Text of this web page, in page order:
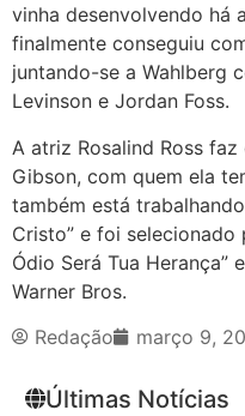
vinha desenvolvendo há
finalmente conseguiu
juntando-se a Wahlberg
Levinson e Jordan Foss.
A atriz Rosalind Ross
Gibson, com quem ela
também está
Cristo” e foi selecionado
Ódio Será Tua Herança”
Warner Bros.
Redação
março 9,
Últimas Notícias